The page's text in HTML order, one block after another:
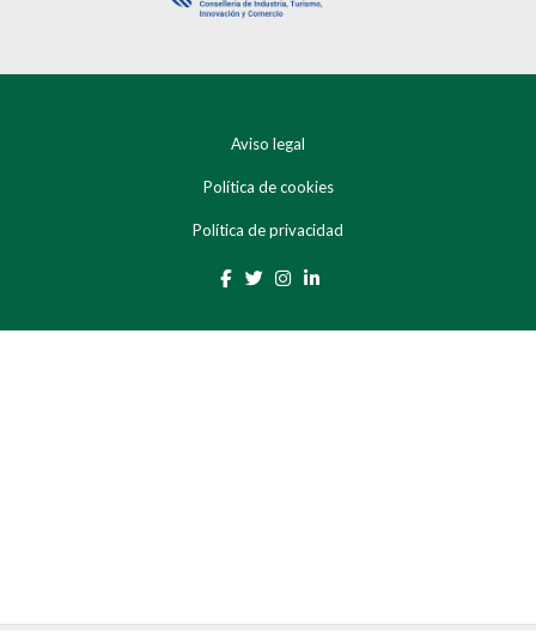
Aviso legal
Política de cookies
Política de privacidad